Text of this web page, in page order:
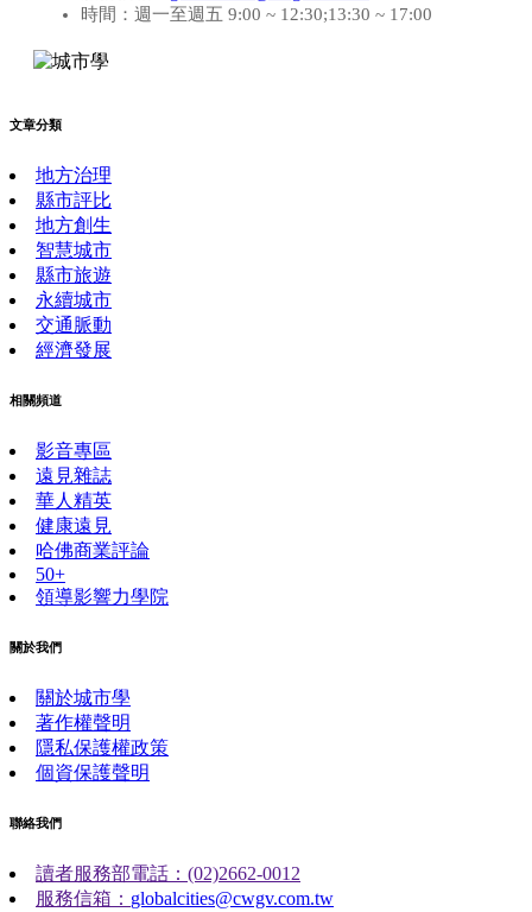
時間：週一至週五 9:00 ~ 12:30;13:30 ~ 17:00
文章分類
地方治理
縣市評比
地方創生
智慧城市
縣市旅遊
永續城市
交通脈動
經濟發展
相關頻道
影音專區
遠見雜誌
華人精英
健康遠見
哈佛商業評論
50+
領導影響力學院
關於我們
關於城市學
著作權聲明
隱私保護權政策
個資保護聲明
聯絡我們
讀者服務部電話：(02)2662-0012
服務信箱： globalcities@cwgv.com.tw